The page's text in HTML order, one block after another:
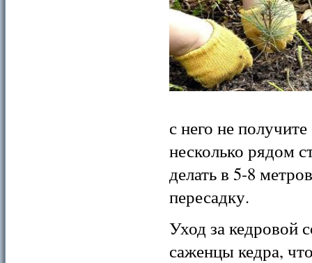
с него не
несколько рядом
делать в 5-8
пересадку.
Уход за кедровой
саженцы кедра,